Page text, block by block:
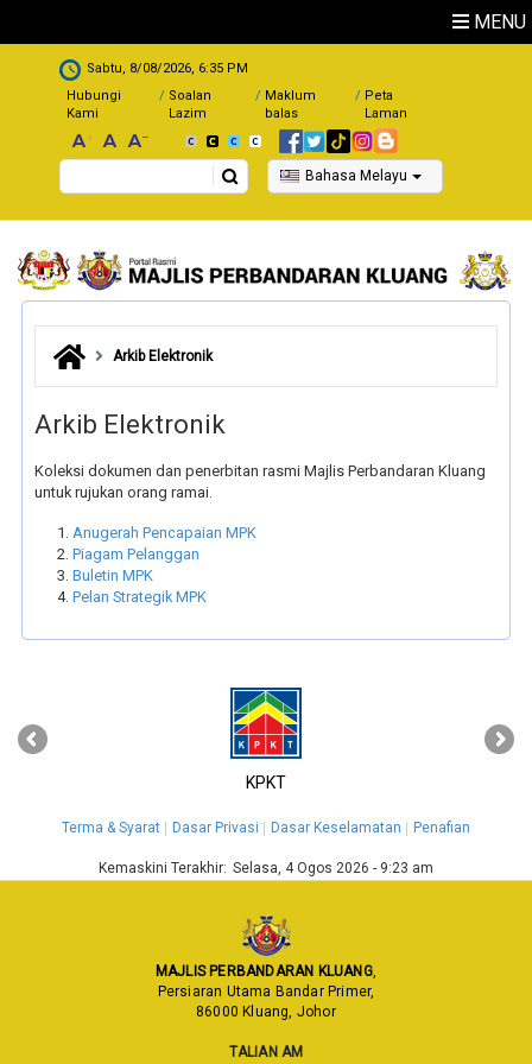
MENU
.
Sabtu, 8/08/2026, 6:35 PM
Hubungi
Kami
Soalan
Lazim
Maklum
balas
Peta
Laman
Search Bahasa Melayu
Arkib Elektronik
Arkib Elektronik
Koleksi dokumen dan penerbitan rasmi Majlis Perbandaran Kluang
untuk rujukan orang ramai.
Anugerah Pencapaian MPK
Piagam Pelanggan
Buletin MPK
Pelan Strategik MPK
KPKT
‹ ›
Terma & Syarat Dasar Privasi Dasar Keselamatan Penafian
Kemaskini Terakhir: Selasa, 4 Ogos 2026 - 9:23 am
MAJLIS PERBANDARAN KLUANG,
Persiaran Utama Bandar Primer,
86000 Kluang, Johor
TALIAN AM